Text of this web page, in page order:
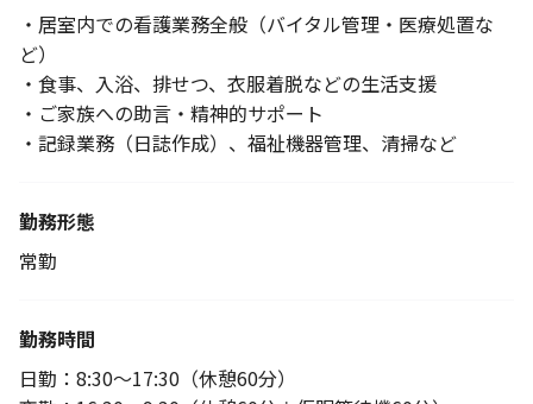
・居室内での看護業務全般（バイタル管理・医療処置な
ど）
・食事、入浴、排せつ、衣服着脱などの生活支援
・ご家族への助言・精神的サポート
・記録業務（日誌作成）、福祉機器管理、清掃など
勤務形態
常勤
勤務時間
日勤：8:30～17:30（休憩60分）